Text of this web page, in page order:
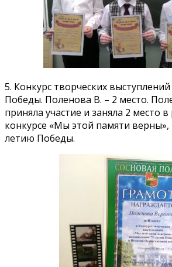
5. Конкурс творческих
Победы. Поленова В. – 2 место.
приняла участие и заняла 2 место
конкурсе «Мы этой памяти
летию Победы.